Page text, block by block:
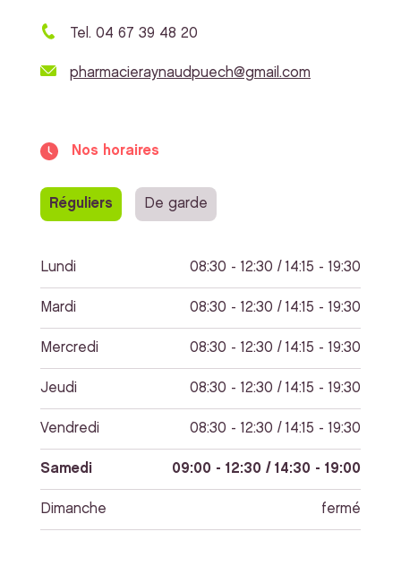
Tel. 04 67 39 48 20
pharmacieraynaudpuech@gmail.com
Nos horaires
Réguliers De garde
Lundi 08:30 - 12:30 / 14:15 - 19:30
Mardi 08:30 - 12:30 / 14:15 - 19:30
Mercredi 08:30 - 12:30 / 14:15 - 19:30
Jeudi 08:30 - 12:30 / 14:15 - 19:30
Vendredi 08:30 - 12:30 / 14:15 - 19:30
Samedi 09:00 - 12:30 / 14:30 - 19:00
Dimanche fermé